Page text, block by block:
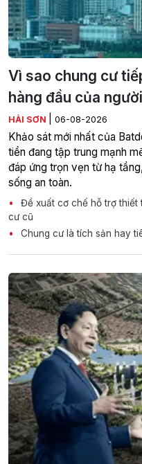
Vì sao chung cư
hàng đầu của
HẢI SƠN 06-08-2026
Khảo sát mới nhất của
tiền đang tập trung mạnh
đáp ứng trọn vẹn từ hạ
sống an toàn.
Đề xuất cơ chế hỗ trợ
cư cũ
Chung cư là tích sản hay